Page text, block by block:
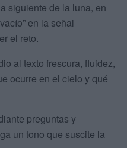
siguiente de la luna, en
en la señal
el reto.
al texto frescura, fluidez,
ocurre en el cielo y qué
preguntas y
un tono que suscite la